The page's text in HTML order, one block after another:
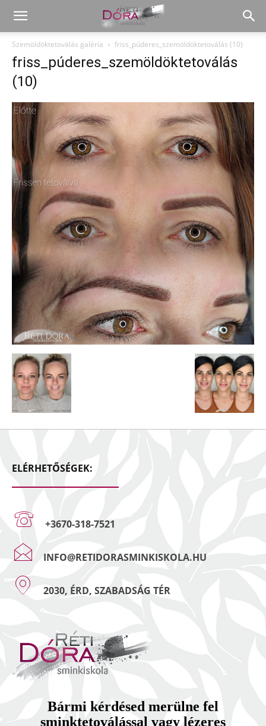
Szemöldöktetoválás galéria friss_púderes_szemöldöktetoválás (10)
friss_púderes_szemöldöktetoválás
(10)
ELÉRHETŐSÉGEK:
+3670-318-7521
INFO@RETIDORASMINKISKOLA.HU
2030, ÉRD, SZABADSÁG TÉR
Bármi kérdésed merülne fel
sminktetoválással vagy lézeres